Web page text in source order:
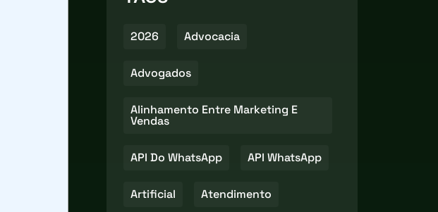
2026 Advocacia
Advogados
Alinhamento Entre Marketing E
Vendas
API Do WhatsApp API WhatsApp
Artificial Atendimento